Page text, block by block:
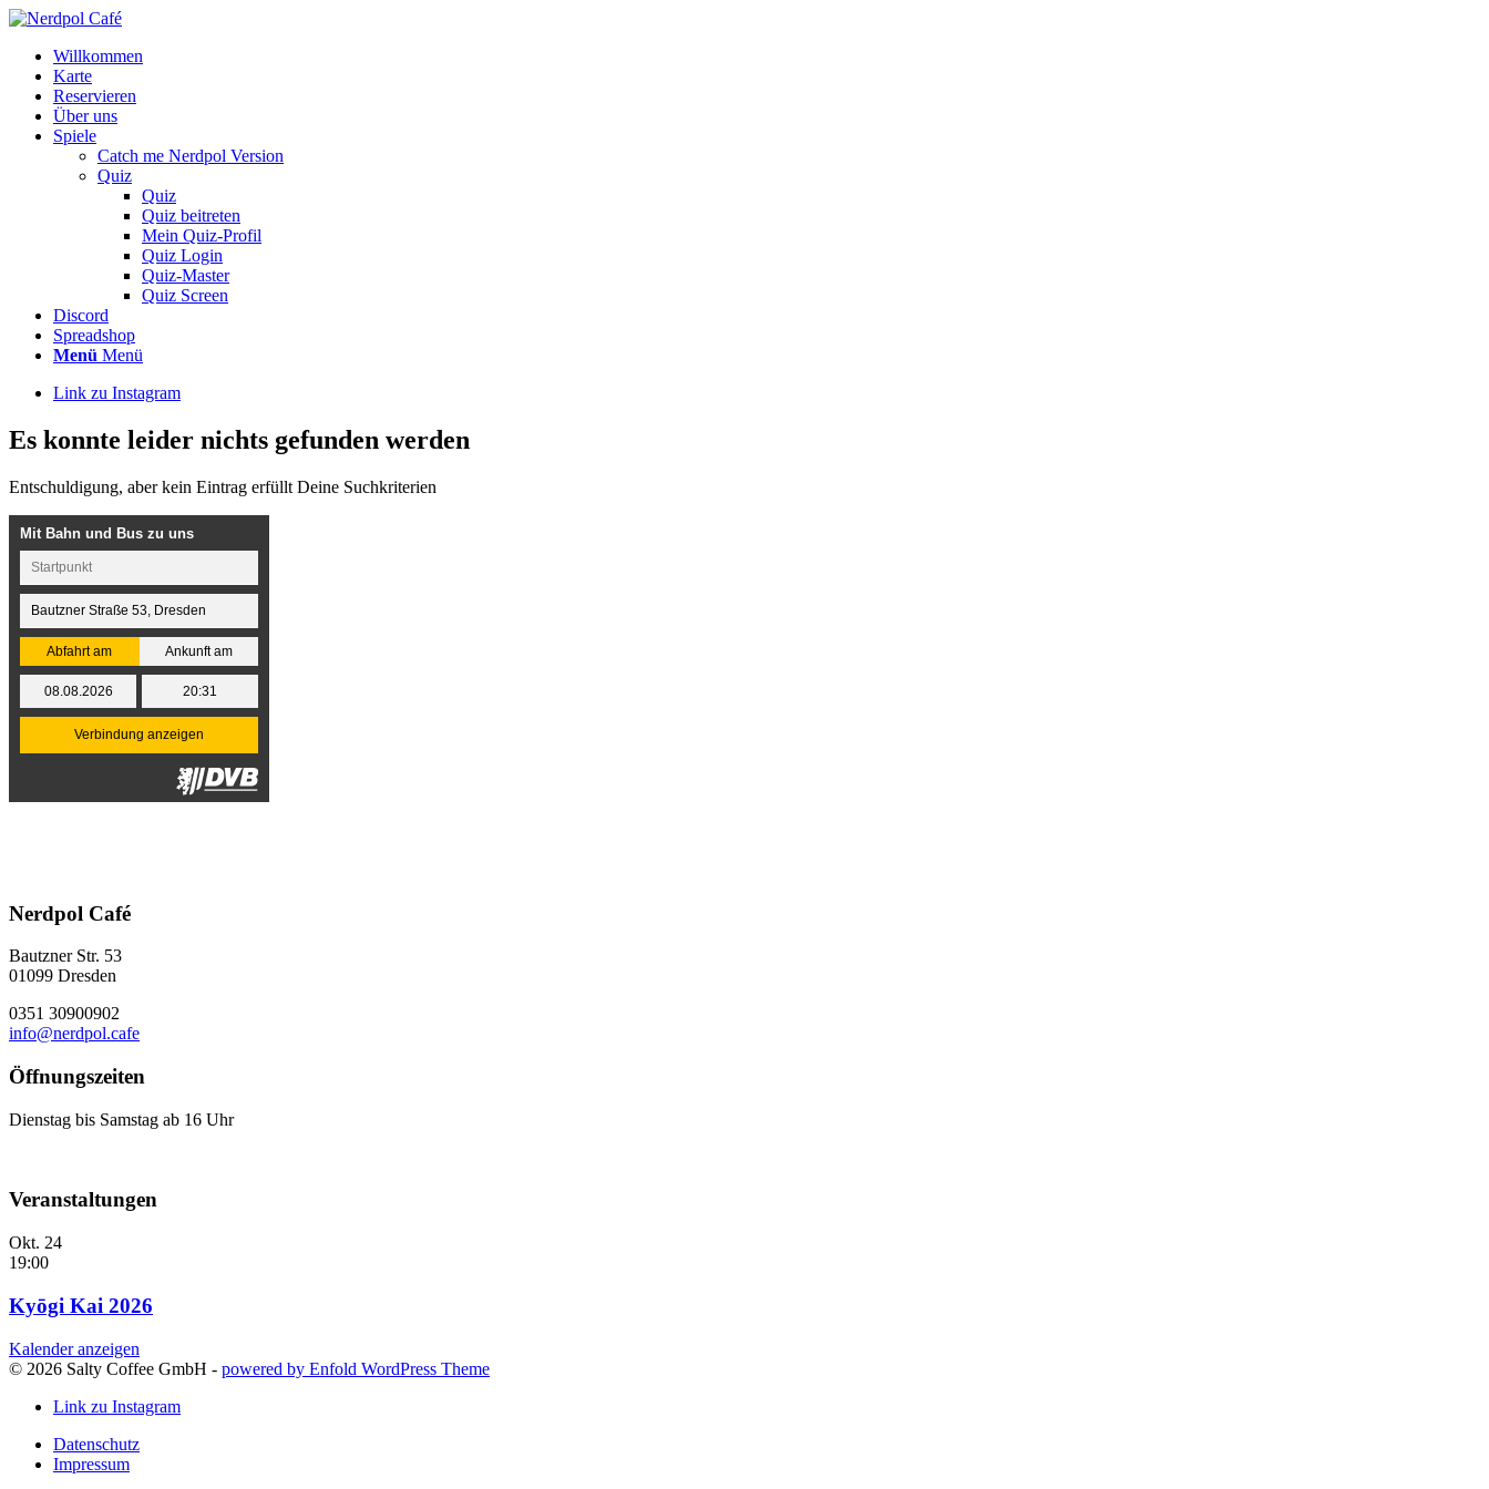
Willkommen
Karte
Reservieren
Über uns
Spiele
Catch me Nerdpol Version
Quiz
Quiz
Quiz beitreten
Mein Quiz-Profil
Quiz Login
Quiz-Master
Quiz Screen
Discord
Spreadshop
Menü Menü
Link zu Instagram
Es konnte leider nichts gefunden werden
Entschuldigung, aber kein Eintrag erfüllt Deine Suchkriterien
Nerdpol Café
Bautzner Str. 53
01099 Dresden
0351 30900902
info@nerdpol.cafe
Öffnungszeiten
Dienstag bis Samstag ab 16 Uhr
Veranstaltungen
Okt. 24
19:00
Kyōgi Kai 2026
Kalender anzeigen
© 2026 Salty Coffee GmbH - powered by Enfold WordPress Theme
Link zu Instagram
Datenschutz
Impressum